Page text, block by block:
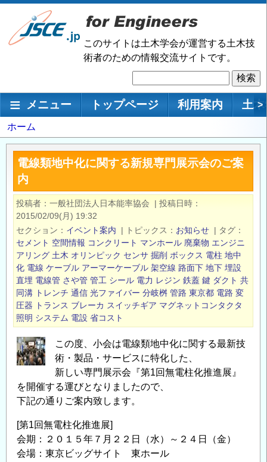
メ
ン
移
このサイトは土木学会が運営する土木技
術者のための情報交流サイトです。
索
メインナビゲーション
メニュー トップページ 利用案内 土 >
パ
ン
ず
ホーム
電線類地中化に関する新規専門展示会のご案
内
投稿者 一般社団法人日本能率協会 | 投稿日時
2015/02/09(月) 19:32
セクション
イベント案内 | トピックス お知らせ | タグ
セメント 空間情報 コンクリート マンホール 廃棄物 エンジニ
アリング 土木 オリンピック センサ 掘削 ボックス 電柱 地中
化 電線 ケーブル アーマーケーブル 架空線 路面下 地下 埋設
直埋 電線管 さや管 管工 シール 電力 レジン 鉄蓋 鍵 ダクト 共
同溝 トレンチ 通信 光ファイバー 分岐桝 管路 東京都 電路 変
圧器
トランス ブレーカ スイッチギア マグネットコンタクタ
照明 システム 電設 省コスト
この度、小会は電線類地中化に関する最新技
術・製品・サービスに特化した、
新しい専門展示会『第1回無電柱化推進展』
を開催する運びとなりましたので、
下記の通りご案内致します。
[第1回無電柱化推進展]
会期：２０１５年７月２２日（水）～２４日（金）
会場：東京ビッグサイト 東ホール